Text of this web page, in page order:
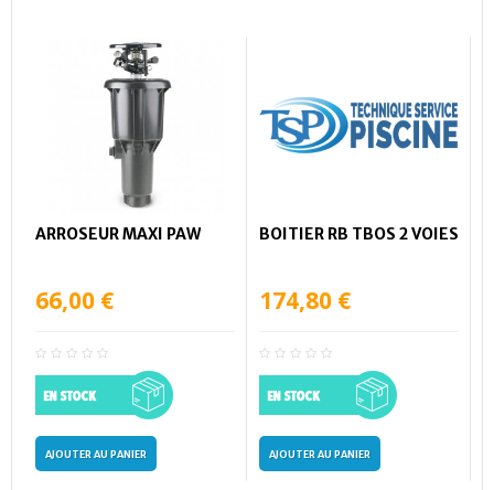
ARROSEUR MAXI PAW
66,00 €
AJOUTER AU PANIER
BOITIER RB TBOS 2 VOIES
174,80 €
AJOUTER AU PANIER